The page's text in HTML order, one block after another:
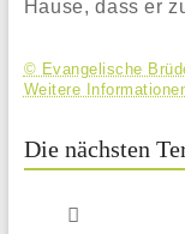
Hause, dass er
© Evangelische
Weitere
Die nächsten